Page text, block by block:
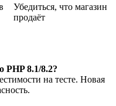
Убедиться, что магазин
продаёт
PHP 8.1/8.2?
на тесте. Новая